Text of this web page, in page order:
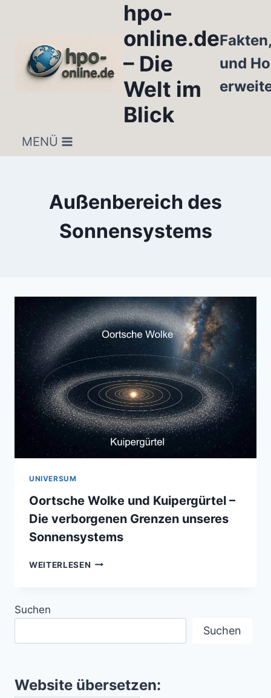
hpo-
online.de
– Die
Welt im
Blick
und
MENÜ
Außenbereich des
Sonnensystems
UNIVERSUM
Oortsche Wolke und Kuipergürtel –
Die verborgenen Grenzen unseres
Sonnensystems
WEITERLESEN OORTSCHE
Suchen
Suchen
Website übersetzen: